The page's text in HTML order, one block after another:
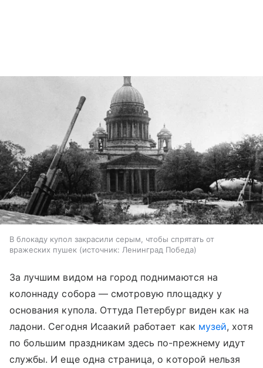
В блокаду купол закрасили серым, чтобы спрятать от
вражеских пушек
источник: Ленинград Победа
За лучшим видом на город поднимаются на
колоннаду собора — смотровую площадку у
основания купола. Оттуда Петербург виден как на
ладони. Сегодня Исаакий работает как музей, хотя
по большим праздникам здесь по-прежнему идут
службы. И еще одна страница, о которой нельзя